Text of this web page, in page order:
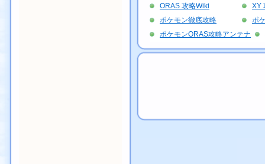
ORAS 攻略Wiki
XY
ポケモン徹底攻略
ポ
ポケモンORAS攻略アンテナ